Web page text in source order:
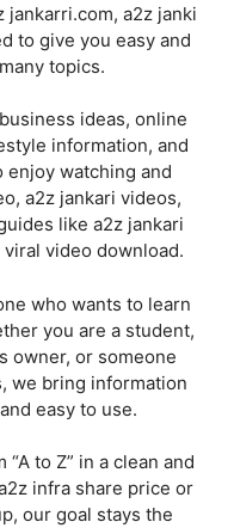
jankarri.com, a2z janki
to give you easy and
topics.
ideas, online
information, and
watching and
a2z jankari videos,
like a2z jankari
video download.
who wants to learn
you are a student,
owner, or someone
we bring information
easy to use.
to Z” in a clean and
infra share price or
our goal stays the